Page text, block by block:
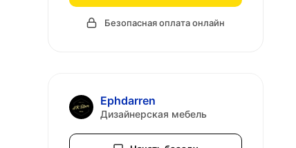
Безопасная оплата онлайн
Ephdarren
Дизайнерская мебель